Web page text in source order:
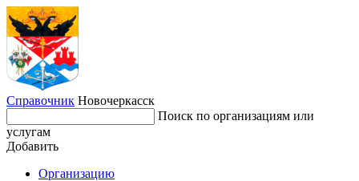
Справочник Новочеркасск
Поиск по организациям или
услугам
Добавить
Организацию